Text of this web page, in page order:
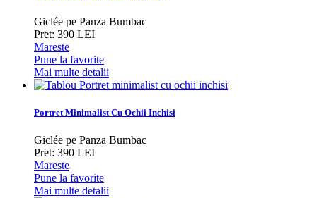
Giclée pe Panza Bumbac
Pret: 390 LEI
Mareste
Pune la favorite
Mai multe detalii
Portret Minimalist Cu Ochii Inchisi
Giclée pe Panza Bumbac
Pret: 390 LEI
Mareste
Pune la favorite
Mai multe detalii